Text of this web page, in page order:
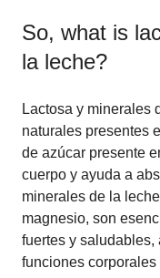
So, what is
la leche?
Lactosa y minerales
naturales presentes
de azúcar presente
cuerpo y ayuda a
minerales de la
magnesio, son
fuertes y saludables,
funciones